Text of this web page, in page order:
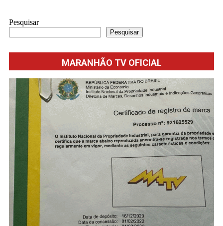
Pesquisar
Pesquisar
MARANHÃO TV OFICIAL